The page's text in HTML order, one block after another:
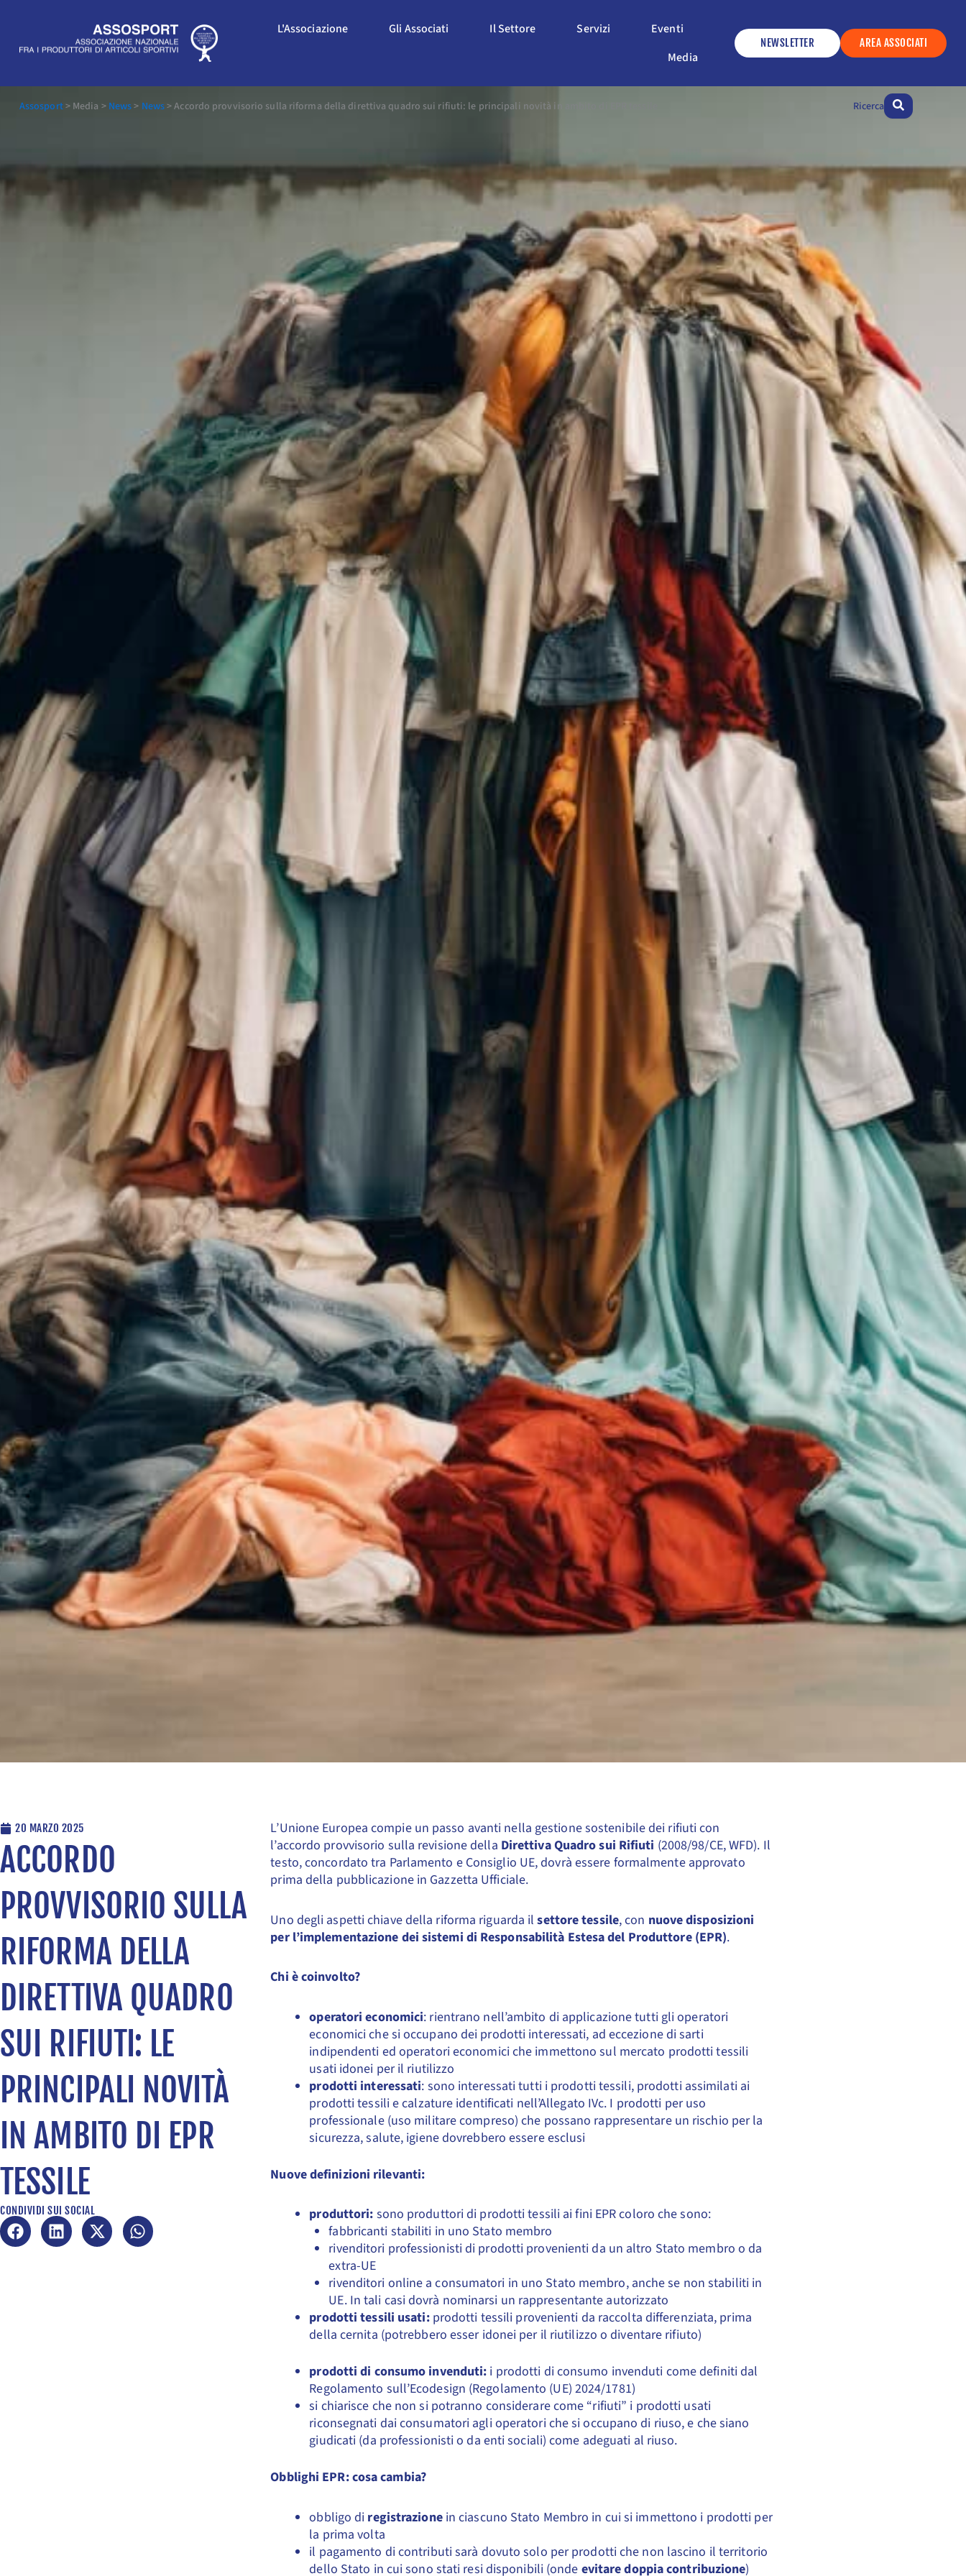
contenuto
L'Associazione Apri L'Associazione
Gli Associati Apri Gli Associati
Il Settore Apri Il Settore
Servizi Apri ServiziEventi
Media Apri Media
NEWSLETTER AREA ASSOCIATI
Assosport> Media > News> News>Accordo provvisorio sulla riforma della direttiva quadro sui rifiuti: le principali novità in ambito di EPR tessile Ricerca
20 MARZO 2025
ACCORDO
PROVVISORIO SULLA
RIFORMA DELLA
DIRETTIVA QUADRO
SUI RIFIUTI: LE
PRINCIPALI NOVITÀ
IN AMBITO DI EPR
TESSILE
CONDIVIDI SUI SOCIAL
L’Unione Europea compie un passo avanti nella gestione sostenibile dei rifiuti con
l’accordo provvisorio sulla revisione della Direttiva Quadro sui Rifiuti (2008/98/CE, WFD). Il
testo, concordato tra Parlamento e Consiglio UE, dovrà essere formalmente approvato
prima della pubblicazione in Gazzetta Ufficiale.
Uno degli aspetti chiave della riforma riguarda ilsettore tessile, con nuove disposizioni
per l’implementazione dei sistemi di Responsabilità Estesa del Produttore (EPR).
Chi è coinvolto?
operatori economici: rientrano nell’ambito di applicazione tutti gli operatori
economici che si occupano dei prodotti interessati, ad eccezione di sarti
indipendenti ed operatori economici che immettono sul mercato prodotti tessili
usati idonei per il riutilizzo
prodotti interessati: sono interessati tutti i prodotti tessili, prodotti assimilati ai
prodotti tessili e calzature identificati nell’Allegato IVc. I prodotti per uso
professionale (uso militare compreso) che possano rappresentare un rischio per la
sicurezza, salute, igiene dovrebbero essere esclusi
Nuove definizioni rilevanti:
produttori: sono produttori di prodotti tessili ai fini EPR coloro che sono:
fabbricanti stabiliti in uno Stato membro
rivenditori professionisti di prodotti provenienti da un altro Stato membro o da
extra-UE
rivenditori online a consumatori in uno Stato membro, anche se non stabiliti in
UE. In tali casi dovrà nominarsi un rappresentante autorizzato
prodotti tessili usati: prodotti tessili provenienti da raccolta differenziata, prima
della cernita (potrebbero esser idonei per il riutilizzo o diventare rifiuto)
prodotti di consumo invenduti: i prodotti di consumo invenduti come definiti dal
Regolamento sull’Ecodesign (Regolamento (UE) 2024/1781)
si chiarisce che non si potranno considerare come “rifiuti” i prodotti usati
riconsegnati dai consumatori agli operatori che si occupano di riuso, e che siano
giudicati (da professionisti o da enti sociali) come adeguati al riuso.
Obblighi EPR: cosa cambia?
obbligo di registrazionein ciascuno Stato Membro in cui si immettono i prodotti per
la prima volta
il pagamento di contributi sarà dovuto solo per prodotti che non lascino il territorio
dello Stato in cui sono stati resi disponibili (onde evitare doppia contribuzione)